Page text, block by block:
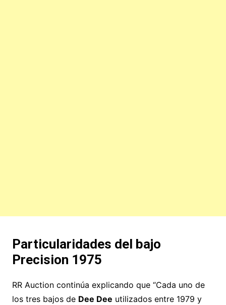
Particularidades del bajo
Precision 1975
RR Auction continúa explicando que “Cada uno de
los tres bajos de Dee Dee utilizados entre 1979 y